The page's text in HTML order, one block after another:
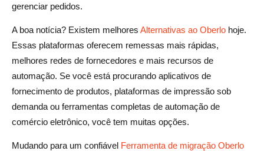
gerenciar pedidos.
A boa notícia? Existem melhores Alternativas ao Oberlo hoje.
Essas plataformas oferecem remessas mais rápidas,
melhores redes de fornecedores e mais recursos de
automação. Se você está procurando aplicativos de
fornecimento de produtos, plataformas de impressão sob
demanda ou ferramentas completas de automação de
comércio eletrônico, você tem muitas opções.
Mudando para um confiável Ferramenta de migração Oberlo